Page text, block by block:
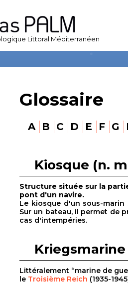
Littoral Méditerranéen
Glossaire
A B C D E F G
Kiosque (n.
Structure située sur la
pont d'un navire.
Le kiosque d'un sous-
Sur un bateau, il permet de
cas d'intempéries.
Kriegsmarine
Littéralement “marine de
le Troisième Reich (1935-